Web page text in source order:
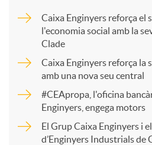
r
Caixa Enginyers reforça el
l'economia social amb la
Clade
Caixa Enginyers reforça la
amb una nova seu central
#CEApropa, l'oficina
Enginyers, engega motors
El Grup Caixa Enginyers i
d’Enginyers Industrials de